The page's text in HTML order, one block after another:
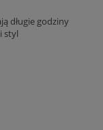
długie godziny
styl